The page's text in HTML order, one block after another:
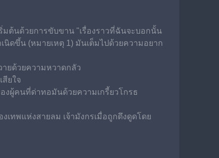
ริ่มต้นด้วยการขับขาน "เรื่องราวที่ฉันจะบอกนั้น
ดขึ้น (หมายเหตุ 1) มันเต็มไปด้วยความอยาก
ยด้วยความหวาดกลัว
ยใจ
งผู้คนที่ด่าทอมันด้วยความเกรี้ยวโกรธ
เทพแห่งสายลม เจ้ามังกรเมื่อถูกดึงดูดโดย